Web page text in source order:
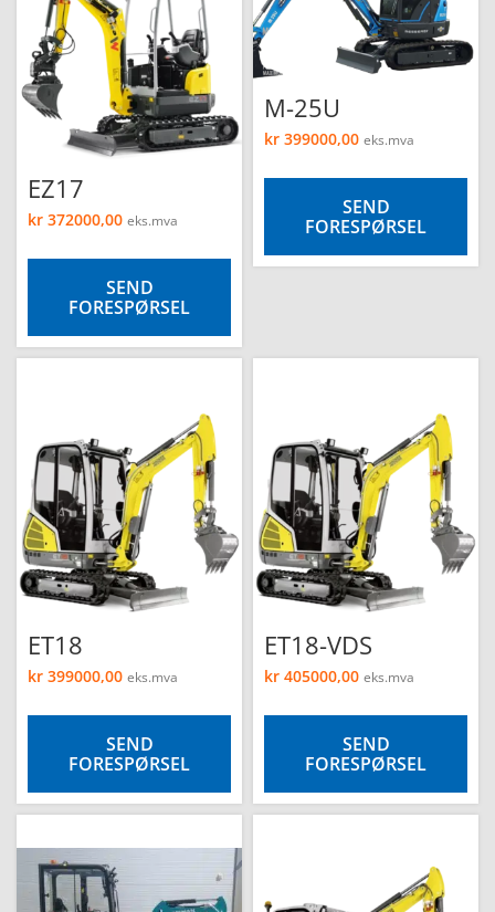
EZ17
kr 372000,00 eks.mva
SEND
FORESPØRSEL
M-25U
kr 399000,00 eks.mva
SEND
FORESPØRSEL
ET18
kr 399000,00 eks.mva
SEND
FORESPØRSEL
ET18-VDS
kr 405000,00 eks.mva
SEND
FORESPØRSEL